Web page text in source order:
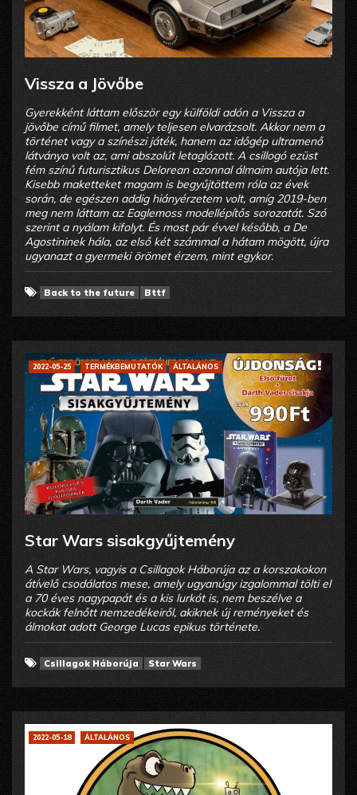
Vissza a Jövőbe
Gyerekként láttam először egy külföldi adón a Vissza a
jövőbe című filmet, amely teljesen elvarázsolt. Akkor nem a
történet vagy a színészi játék, hanem az időgép ultramenő
látványa volt az, ami abszolút letaglózott. A csillogó ezüst
fém színű futurisztikus Delorean azonnal álmaim autója lett.
Kisebb maketteket magam is begyűjtöttem róla az évek
során, de egészen addig hiányérzetem volt, amíg 2019-ben
meg nem láttam az Eaglemoss modellépítős sorozatát. Szó
szerint a nyálam kifolyt. És most pár évvel később, a De
Agostininek hála, az első két számmal a hátam mögött, újra
ugyanazt a gyermeki örömet érzem, mint egykor.
Back to the future Bttf
2022-05-25 TERMÉKBEMUTATÓK ÁLTALÁNOS
Star Wars sisakgyűjtemény
A Star Wars, vagyis a Csillagok Háborúja az a korszakokon
átívelő csodálatos mese, amely ugyanúgy izgalommal tölti el
a 70 éves nagypapát és a kis lurkót is, nem beszélve a
kockák felnőtt nemzedékeiről, akiknek új reményeket és
álmokat adott George Lucas epikus története.
Csillagok Háborúja Star Wars
2022-05-18 ÁLTALÁNOS